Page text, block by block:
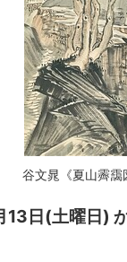
谷文晁《夏山霽
日(土曜日)